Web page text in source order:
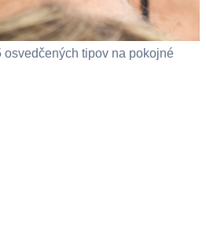
osvedčených tipov na pokojné